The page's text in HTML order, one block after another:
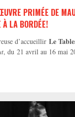
PRIMÉE DE
À LA BORDÉE!
d’accueillir Le
, du 21 avril au 16 mai